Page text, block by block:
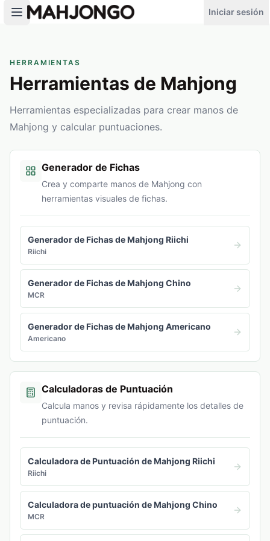
Iniciar sesión
HERRAMIENTAS
Herramientas de Mahjong
Herramientas especializadas para crear manos de
Mahjong y calcular puntuaciones.
Generador de Fichas
Crea y comparte manos de Mahjong con
herramientas visuales de fichas.
Generador de Fichas de Mahjong Riichi
Riichi
Generador de Fichas de Mahjong Chino
MCR
Generador de Fichas de Mahjong Americano
Americano
Calculadoras de Puntuación
Calcula manos y revisa rápidamente los detalles de
puntuación.
Calculadora de Puntuación de Mahjong Riichi
Riichi
Calculadora de puntuación de Mahjong Chino
MCR